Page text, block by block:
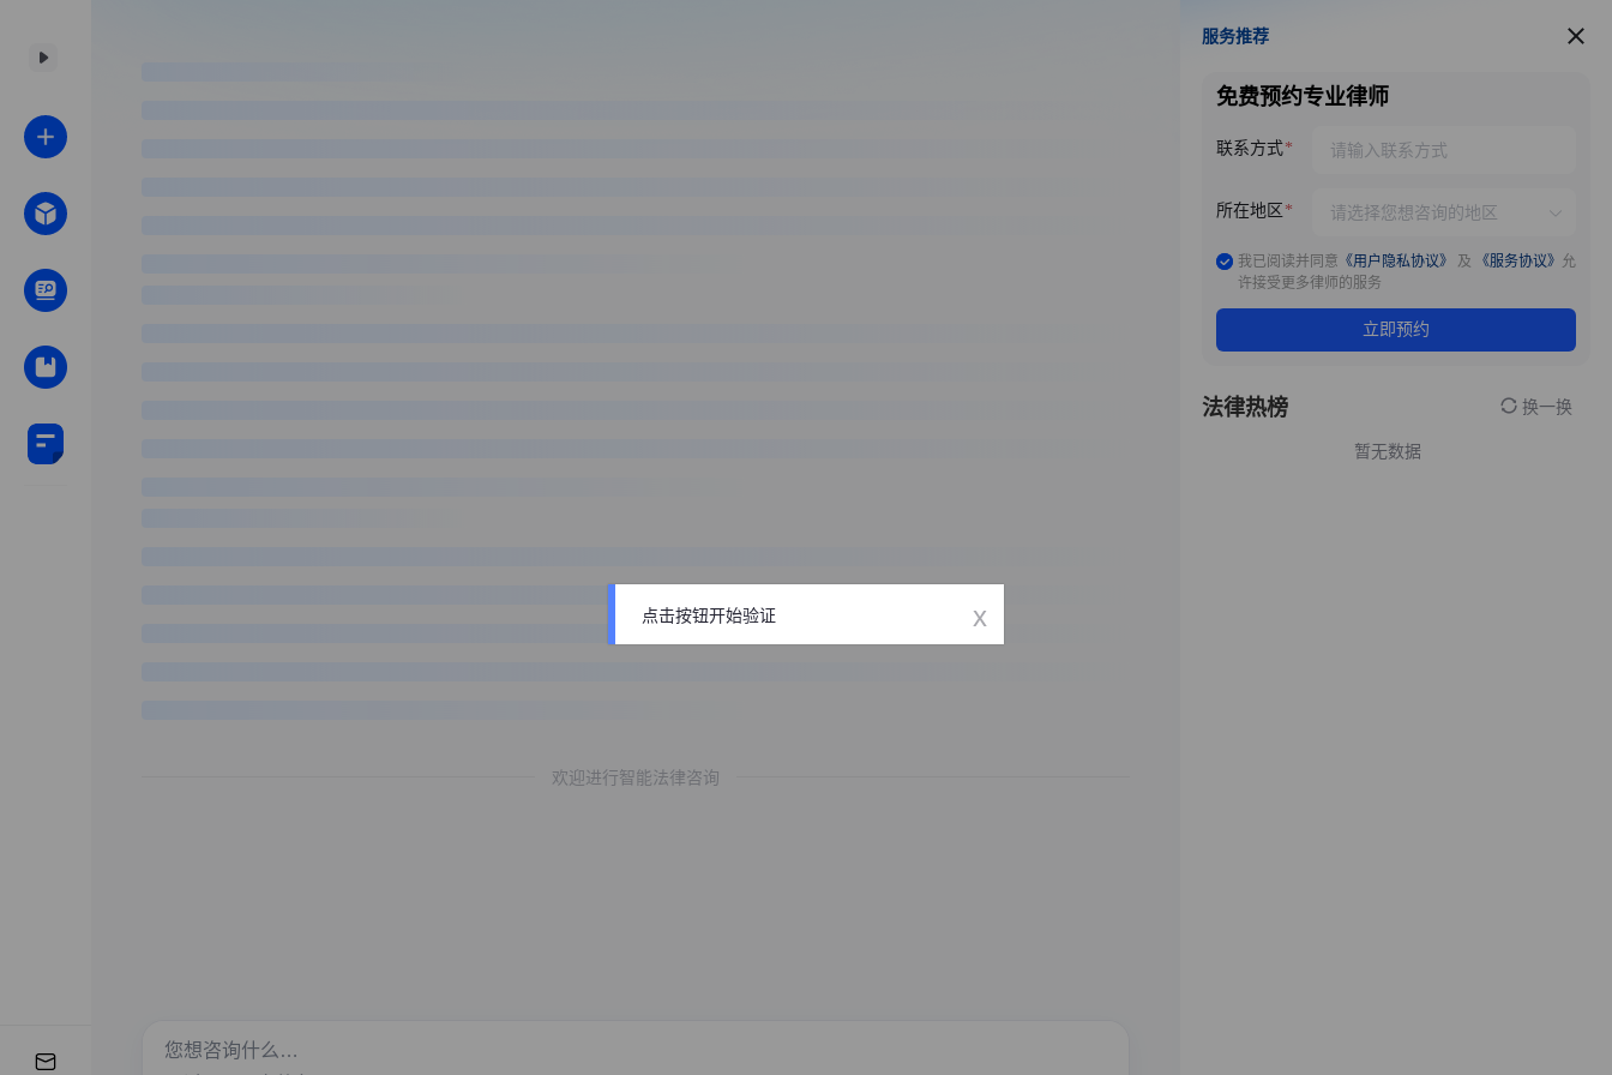
欢迎进行智能法律咨询
服务推荐
服务推荐
免费预约专业律师
联系方式
所在地区
我已阅读并同意 《用户隐私协议》 及 《服务协议》 允
许接受更多律师的服务
立即预约
法律热榜 换一换
暂无数据
点击按钮开始验证 x